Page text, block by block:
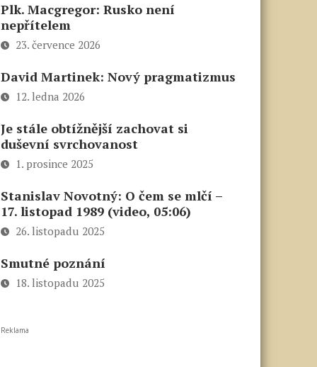
Plk. Macgregor: Rusko není
nepřítelem
23. července 2026
David Martinek: Nový pragmatizmus
12. ledna 2026
Je stále obtížnější zachovat si
duševní svrchovanost
1. prosince 2025
Stanislav Novotný: O čem se mlčí –
17. listopad 1989 (video, 05:06)
26. listopadu 2025
Smutné poznání
18. listopadu 2025
Reklama